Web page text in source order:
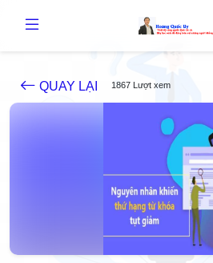
QUAY LẠI 1867 Lượt xem